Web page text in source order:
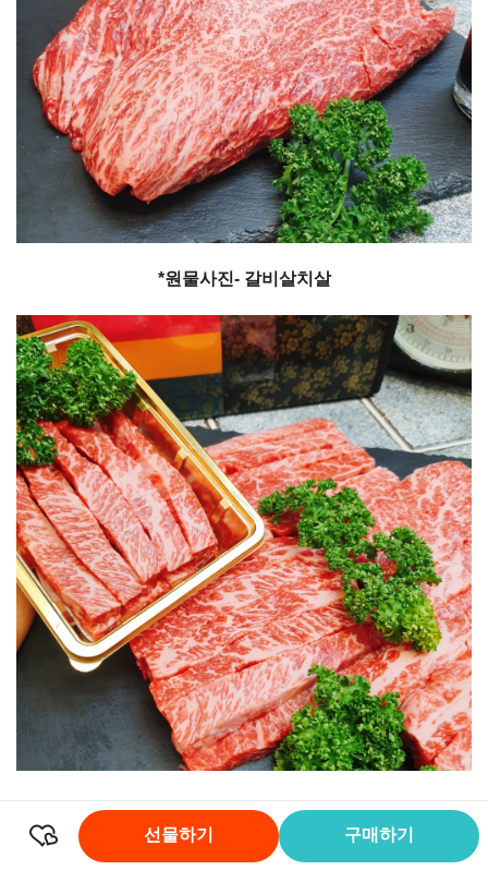
*원물사진- 갈비살치살
위생용기에 담아서 또 한번 진공포장해서 나갑니다.
선물하기 구매하기